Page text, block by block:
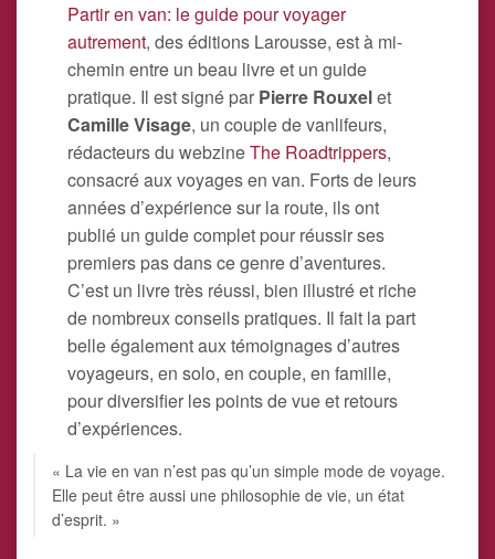
Partir en van: le guide pour voyager
autrement, des éditions Larousse, est à mi-
chemin entre un beau livre et un guide
pratique. Il est signé par Pierre Rouxelet
Camille Visage, un couple de vanlifeurs,
rédacteurs du webzineThe Roadtrippers,
consacré aux voyages en van. Forts de leurs
années d’expérience sur la route, ils ont
publié un guide complet pour réussir ses
premiers pas dans ce genre d’aventures.
C’est un livre très réussi, bien illustré et riche
de nombreux conseils pratiques. Il fait la part
belle également aux témoignages d’autres
voyageurs, en solo, en couple, en famille,
pour diversifier les points de vue et retours
d’expériences.
« La vie en van n’est pas qu’un simple mode de voyage.
Elle peut être aussi une philosophie de vie, un état
d’esprit. »